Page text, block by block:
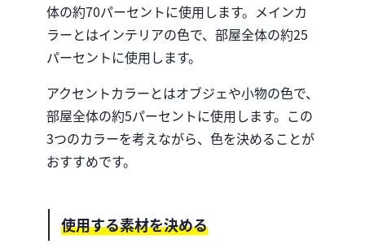
体の約70パーセントに使用します。メインカ
ラーとはインテリアの色で、部屋全体の約25
パーセントに使用します。
アクセントカラーとはオブジェや小物の色で、
部屋全体の約5パーセントに使用します。この
3つのカラーを考えながら、色を決めることが
おすすめです。
使用する素材を決める